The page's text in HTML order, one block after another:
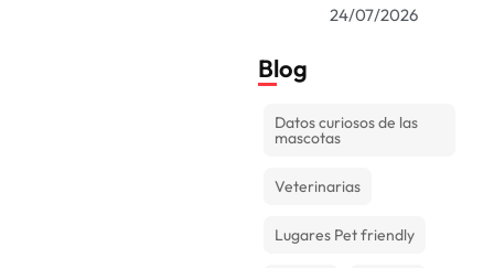
24/07/2026
Blog
Datos curiosos de las
mascotas
Veterinarias
Lugares Pet friendly